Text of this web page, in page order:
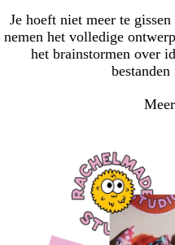
Je hoeft niet meer te
nemen het volledige
het brainstormen over